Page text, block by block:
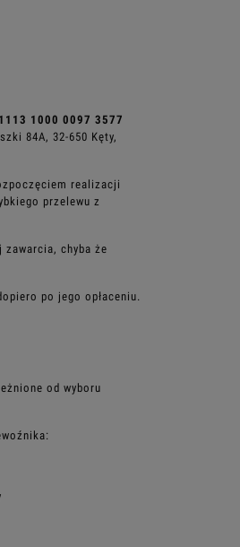
1000 0097 3577
84A, 32-650 Kęty,
realizacji
przelewu z
chyba że
po jego opłaceniu.
od wyboru